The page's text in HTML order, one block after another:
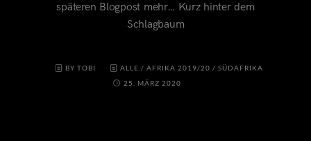
späteren Blogpost mehr… Kurz hinter dem
Schlagbaum
BY TOBI ALLE /AFRIKA 2019/20 /SÜDAFRIKA
25. MÄRZ 2020